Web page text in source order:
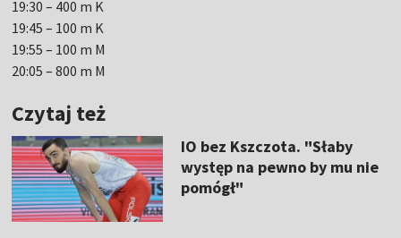
19:30 – 400 m K
19:45 – 100 m K
19:55 – 100 m M
20:05 – 800 m M
Czytaj też
IO bez Kszczota. "Słaby
występ na pewno by mu nie
pomógł"